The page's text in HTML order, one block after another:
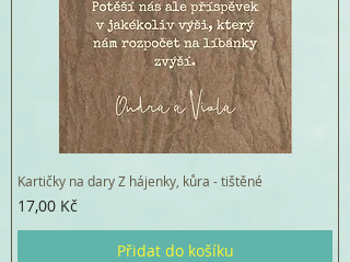
Kartičky na dary Z hájenky, kůra - tištěné
Cena
17,00 Kč
Přidat do košíku